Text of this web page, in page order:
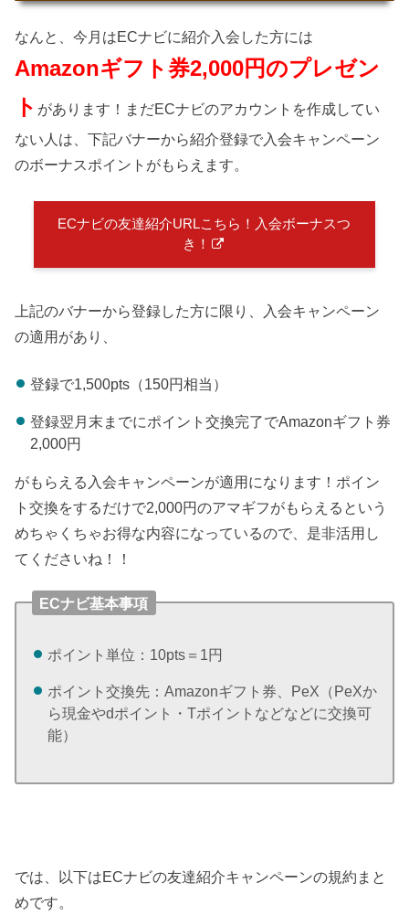
なんと、今月はECナビに紹介入会した方には
Amazonギフト券2,000円のプレゼン
ト があります！まだECナビのアカウントを作成してい
ない人は、下記バナーから紹介登録で入会キャンペーン
のボーナスポイントがもらえます。
ECナビの友達紹介URLこちら！入会ボーナスつ
き！
上記のバナーから登録した方に限り、入会キャンペーン
の適用があり、
登録で1,500pts（150円相当）
登録翌月末までにポイント交換完了でAmazonギフト券
2,000円
がもらえる入会キャンペーンが適用になります！ポイン
ト交換をするだけで2,000円のアマギフがもらえるという
めちゃくちゃお得な内容になっているので、是非活用し
てくださいね！！
ECナビ基本事項
ポイント単位：10pts＝1円
ポイント交換先：Amazonギフト券、PeX（PeXか
ら現金やdポイント・Tポイントなどなどに交換可
能）
では、以下はECナビの友達紹介キャンペーンの規約まと
めです。